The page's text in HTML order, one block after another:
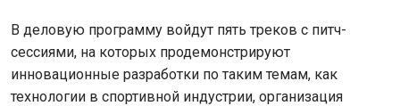
В деловую программу войдут пять треков с питч-
сессиями, на которых продемонстрируют
инновационные разработки по таким темам, как
технологии в спортивной индустрии, организация